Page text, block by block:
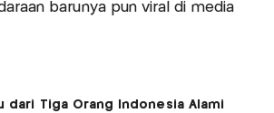
barunya pun viral di media
dari Tiga Orang Indonesia Alami